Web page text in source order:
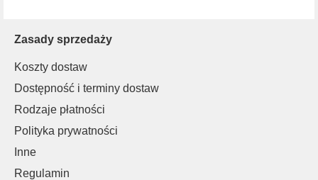
Zasady sprzedaży
Koszty dostaw
Dostępność i terminy dostaw
Rodzaje płatności
Polityka prywatności
Inne
Regulamin